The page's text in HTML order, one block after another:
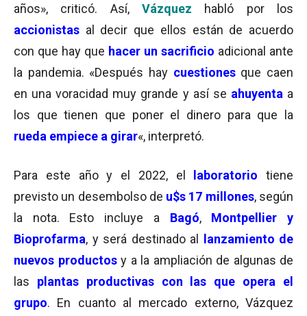
años», criticó. Así, Vázquez
habló por los
accionistas al decir que ellos están de acuerdo
con que hay que hacer un sacrificio adicional ante
la pandemia. «Después hay cuestionesque caen
en una voracidad muy grande y así se ahuyenta a
los que tienen que poner el dinero para que la
rueda empiece a girar«, interpretó.
Para este año y el 2022, el laboratorio tiene
previsto un desembolso de u$s 17 millones, según
la nota. Esto incluye a Bagó,Montpellier y
Bioprofarma, y será destinado al
lanzamiento de
nuevos productosy a la ampliación de algunas de
las plantas productivas con las que opera el
grupo. En cuanto al mercado externo, Vázquez